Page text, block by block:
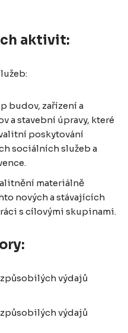
aktivit:
budov, zařízení a
a stavební úpravy, které
poskytování
sociálních služeb a
materiálně
nových a stávajících
s cílovými skupinami.
výdajů
výdajů